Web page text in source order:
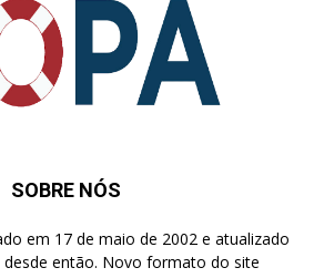
SOBRE NÓS
em 17 de maio de 2002 e atualizado
então. Novo formato do site